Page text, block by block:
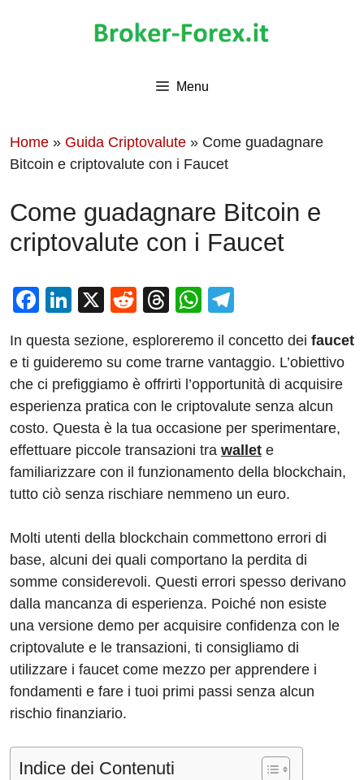
Menu
Home » Guida Criptovalute » Come guadagnare
Bitcoin e criptovalute con i Faucet
Come guadagnare Bitcoin e
criptovalute con i Faucet
F
c
e
b
o
o
k
Li
k
e
dI
n
X
R
d
di
t
T
e
a
d
s
W
at
s
A
p
p
e
gr
a
m
In questa sezione, esploreremo il concetto dei faucet
e ti guideremo su come trarne vantaggio. L’obiettivo
che ci prefiggiamo è offrirti l’opportunità di acquisire
esperienza pratica con le criptovalute senza alcun
costo. Questa è la tua occasione per sperimentare,
effettuare piccole transazioni tra wallet e
familiarizzare con il funzionamento della blockchain,
tutto ciò senza rischiare nemmeno un euro.
Molti utenti della blockchain commettono errori di
base, alcuni dei quali comportano la perdita di
somme considerevoli. Questi errori spesso derivano
dalla mancanza di esperienza. Poiché non esiste
una versione demo per acquisire confidenza con le
criptovalute e le transazioni, ti consigliamo di
utilizzare i faucet come mezzo per apprendere i
fondamenti e fare i tuoi primi passi senza alcun
rischio finanziario.
Indice dei Contenuti